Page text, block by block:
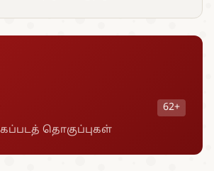
62+
தொகுப்புகள்